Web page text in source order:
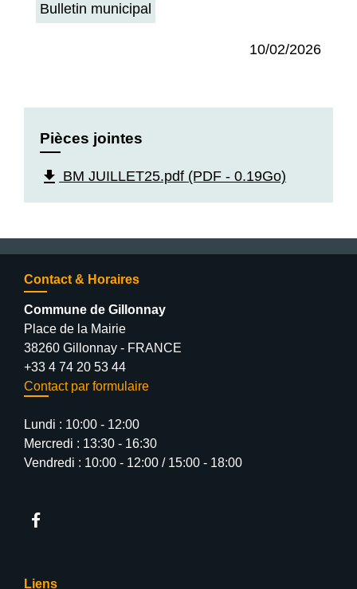
Bulletin municipal
10/02/2026
Pièces jointes
file_download BM JUILLET25.pdf (PDF - 0.19Go)
Contact & Horaires
Commune de Gillonnay
Place de la Mairie
38260 Gillonnay - FRANCE
+33 4 74 20 53 44
Contact par formulaire
Lundi : 10:00 - 12:00
Mercredi : 13:30 - 16:30
Vendredi : 10:00 - 12:00 / 15:00 - 18:00
Liens